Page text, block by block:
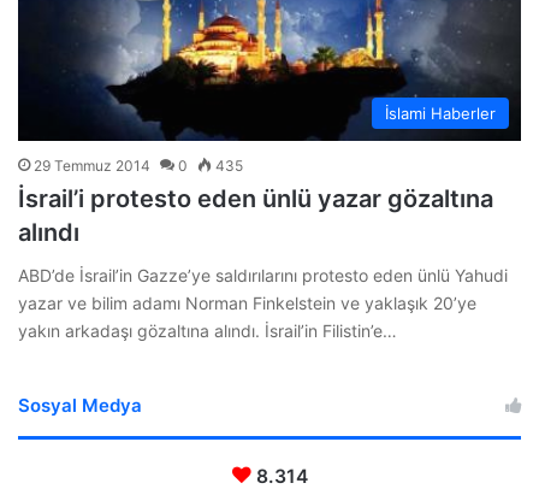
İslami Haberler
29 Temmuz 2014 0 435
İsrail’i protesto eden ünlü yazar gözaltına
alındı
ABD’de İsrail’in Gazze’ye saldırılarını protesto eden ünlü Yahudi
yazar ve bilim adamı Norman Finkelstein ve yaklaşık 20’ye
yakın arkadaşı gözaltına alındı. İsrail’in Filistin’e…
Sosyal Medya
8.314